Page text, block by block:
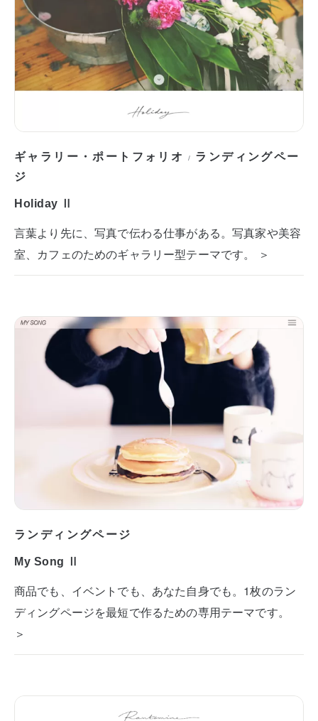
ギャラリー・ポートフォリオ / ランディングペー
ジ
Holiday Ⅱ
言葉より先に、写真で伝わる仕事がある。写真家や美容
室、カフェのためのギャラリー型テーマです。 ＞
ランディングページ
My Song Ⅱ
商品でも、イベントでも、あなた自身でも。1枚のラン
ディングページを最短で作るための専用テーマです。
＞